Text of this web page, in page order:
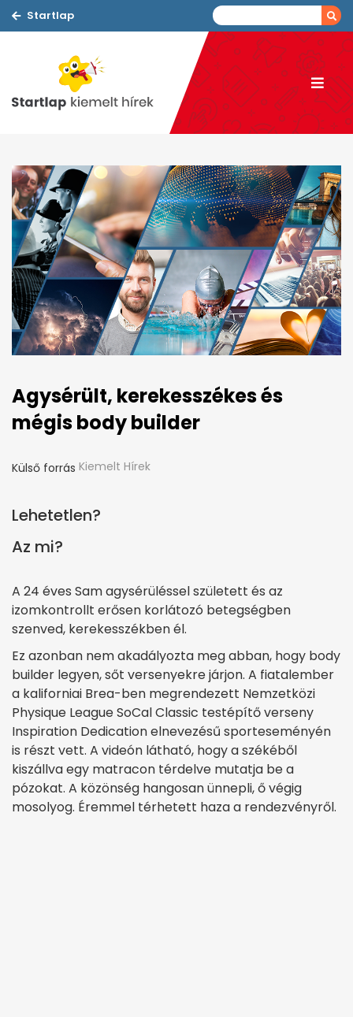
Startlap
Agysérült, kerekesszékes és
mégis body builder
Külső forrás Kiemelt Hírek
Lehetetlen?
Az mi?
A 24 éves Sam agysérüléssel született és az
izomkontrollt erősen korlátozó betegségben
szenved, kerekesszékben él.
Ez azonban nem akadályozta meg abban, hogy body
builder legyen, sőt versenyekre járjon. A fiatalember
a kaliforniai Brea-ben megrendezett Nemzetközi
Physique League SoCal Classic testépítő verseny
Inspiration Dedication elnevezésű sporteseményén
is részt vett. A videón látható, hogy a székéből
kiszállva egy matracon térdelve mutatja be a
pózokat. A közönség hangosan ünnepli, ő végig
mosolyog. Éremmel térhetett haza a rendezvényről.